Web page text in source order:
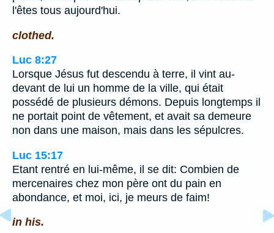
l'êtes tous aujourd'hui.
clothed.
Luc 8:27
Lorsque Jésus fut descendu à terre, il vint au-
devant de lui un homme de la ville, qui était
possédé de plusieurs démons. Depuis longtemps il
ne portait point de vêtement, et avait sa demeure
non dans une maison, mais dans les sépulcres.
Luc 15:17
Etant rentré en lui-même, il se dit: Combien de
mercenaires chez mon père ont du pain en
abondance, et moi, ici, je meurs de faim!
in his.